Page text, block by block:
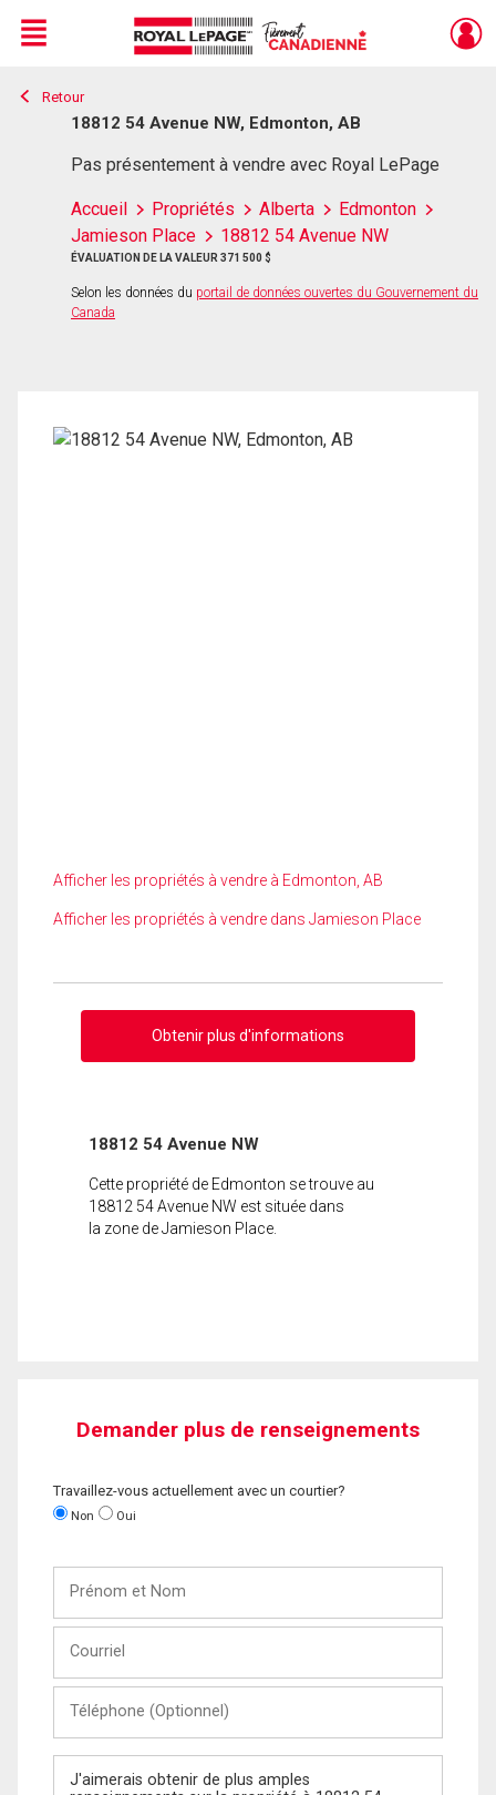
Live
En Direct
Menu
Retour
18812 54 Avenue NW, Edmonton, AB
Pas présentement à vendre avec Royal LePage
Accueil Propriétés Alberta
Edmonton
Jamieson Place
18812 54 Avenue NW
ÉVALUATION DE LA VALEUR 371 500 $
Selon les données du portail de données ouvertes du Gouvernement du
Canada
Afficher les propriétés à vendre à Edmonton, AB
Afficher les propriétés à vendre dans Jamieson Place
Obtenir plus d'informations
18812 54 Avenue NW
Cette propriété de Edmonton se trouve au
18812 54 Avenue NW est située dans
la zone de Jamieson Place.
Demander plus de renseignements
Travaillez-vous actuellement avec un courtier?
Non Oui
Nom
(Optionnel)
Message